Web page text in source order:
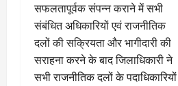
सफलतापूर्वक संपन्न कराने में सभी
संबंधित अधिकारियों एवं राजनीतिक
दलों की सक्रियता और भागीदारी की
सराहना करने के बाद जिलाधिकारी ने
सभी राजनीतिक दलों के पदाधिकारियों